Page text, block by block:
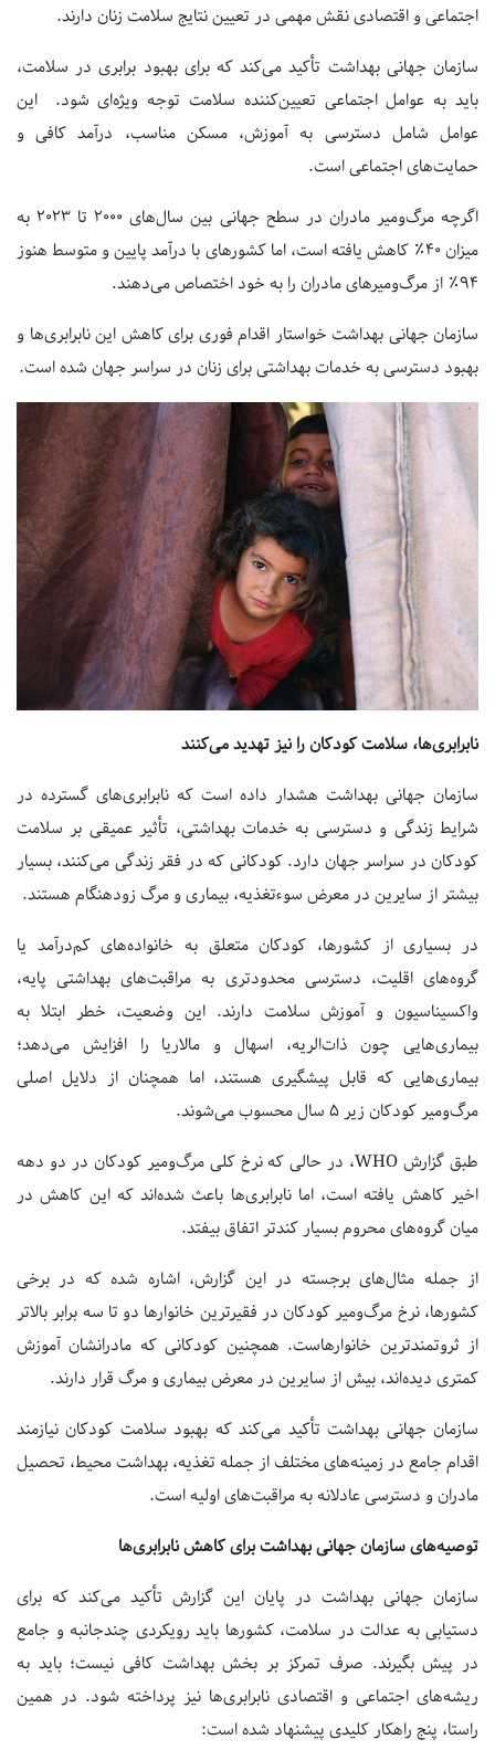
اجتماعی و اقتصادی نقش مهمی در تعیین نتایج سلامت زنان دارند.
سازمان جهانی بهداشت تأکید می‌کند که برای بهبود برابری در سلامت،
باید به عوامل اجتماعی تعیین‌کننده سلامت توجه ویژه‌ای شود. این
عوامل شامل دسترسی به آموزش، مسکن مناسب، درآمد کافی و
حمایت‌های اجتماعی است.
اگرچه مرگ‌ومیر مادران در سطح جهانی بین سال‌های ۲۰۰۰تا ۲۰۲۳به
میزان۴۰٪ کاهش یافته است، اما کشورهای با درآمد پایین و متوسط هنوز
۹۴٪ از مرگ‌ومیرهای مادران را به خود اختصاص می‌دهند.
سازمان جهانی بهداشت خواستار اقدام فوری برای کاهش این نابرابری‌ها و
بهبود دسترسی به خدمات بهداشتی برای زنان در سراسر جهان شده است.
نابرابری‌ها، سلامت کودکان را نیز تهدید می‌کنند
سازمان جهانی بهداشت هشدار داده است که نابرابری‌های گسترده در
شرایط زندگی و دسترسی به خدمات بهداشتی، تأثیر عمیقی بر سلامت
کودکان در سراسر جهان دارد. کودکانی که در فقر زندگی می‌کنند، بسیار
بیشتر از سایرین در معرض سوءتغذیه، بیماری و مرگ زودهنگام هستند.
در بسیاری از کشورها، کودکان متعلق به خانواده‌های کم‌درآمد یا
گروه‌های اقلیت، دسترسی محدودتری به مراقبت‌های بهداشتی پایه،
واکسیناسیون و آموزش سلامت دارند. این وضعیت، خطر ابتلا به
بیماری‌هایی چون ذات‌الریه، اسهال و مالاریا را افزایش می‌دهد؛
بیماری‌هایی که قابل پیشگیری هستند، اما همچنان از دلایل اصلی
مرگ‌ومیر کودکان زیر۵سال محسوب می‌شوند.
طبق گزارشWHO، در حالی که نرخ کلی مرگ‌ومیر کودکان در دو دهه
اخیر کاهش یافته است، اما نابرابری‌ها باعث شده‌اند که این کاهش در
میان گروه‌های محروم بسیار کندتر اتفاق بیفتد.
از جمله مثال‌های برجسته در این گزارش، اشاره شده که در برخی
کشورها، نرخ مرگ‌ومیر کودکان در فقیرترین خانوارها دو تا سه برابر بالاتر
از ثروتمندترین خانوارهاست. همچنین کودکانی که مادرانشان آموزش
کمتری دیده‌اند، بیش از سایرین در معرض بیماری و مرگ قرار دارند.
سازمان جهانی بهداشت تأکید می‌کند که بهبود سلامت کودکان نیازمند
اقدام جامع در زمینه‌های مختلف از جمله تغذیه، بهداشت محیط، تحصیل
مادران و دسترسی عادلانه به مراقبت‌های اولیه است.
توصیه‌های سازمان جهانی بهداشت برای کاهش نابرابری‌ها
سازمان جهانی بهداشت در پایان این گزارش تأکید می‌کند که برای
دستیابی به عدالت در سلامت، کشورها باید رویکردی چندجانبه و جامع
در پیش بگیرند. صرف تمرکز بر بخش بهداشت کافی نیست؛ باید به
ریشه‌های اجتماعی و اقتصادی نابرابری‌ها نیز پرداخته شود. در همین
راستا، پنج راهکار کلیدی پیشنهاد شده است: